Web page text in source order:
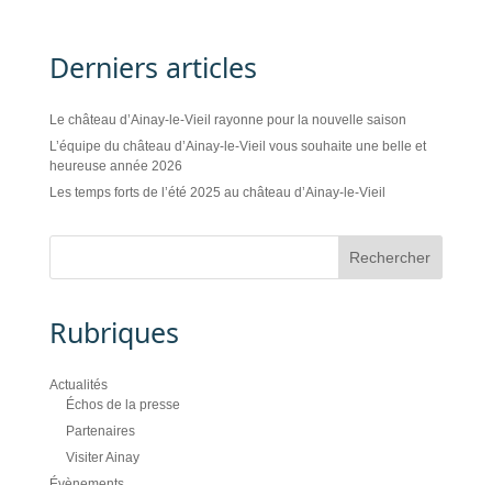
Derniers articles
Le château d’Ainay-le-Vieil rayonne pour la nouvelle saison
L’équipe du château d’Ainay-le-Vieil vous souhaite une belle et
heureuse année 2026
Les temps forts de l’été 2025 au château d’Ainay-le-Vieil
Rubriques
Actualités
Échos de la presse
Partenaires
Visiter Ainay